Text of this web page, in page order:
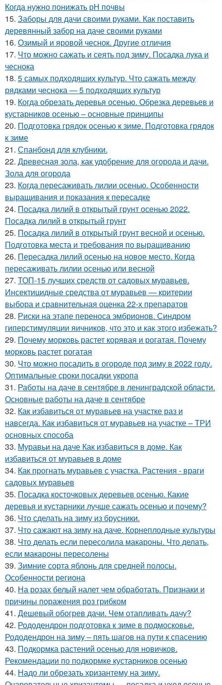
Когда нужно понижать рН почвы
15. Заборы для дачи своими руками. Как поставить
деревянный забор на даче своими руками
16. Озимый и яровой чеснок. Другие отличия
17. Что можно сажать и сеять под зиму. Посадка лука и
чеснока
18. 5 самых подходящих культур. Что сажать между
рядками чеснока — 5 подходящих культур
19. Когда обрезать деревья осенью. Обрезка деревьев и
кустарников осенью – основные принципы
20. Подготовка грядок осенью к зиме. Подготовка грядок
к зиме
21. Спанбонд для клубники.
22. Древесная зола, как удобрение для огорода и дачи.
Зола для огорода
23. Когда пересаживать лилии осенью. Особенности
выращивания и показания к пересадке
24. Посадка лилий в открытый грунт осенью 2022.
Посадка лилий в открытый грунт
25. Посадка лилий в открытый грунт весной и осенью.
Подготовка места и требования по выращиванию
26. Пересадка лилий осенью на новое место. Когда
пересаживать лилии осенью или весной
27. ТОП-15 лучших средств от садовых муравьев.
Инсектицидные средства от муравьев — критерии
выбора и сравнительная оценка 22-х препаратов
28. Риски на этапе переноса эмбрионов. Синдром
гиперстимуляции яичников, что это и как этого избежать?
29. Почему морковь растет корявая и рогатая. Почему
морковь растет рогатая
30. Что можно посадить в огороде под зиму в 2022 году.
Оптимальные сроки посадки укропа
31. Работы на даче в сентябре в ленинградской области.
Основные работы на даче в сентябре
32. Как избавиться от муравьев на участке раз и
навсегда. Как избавиться от муравьев на участке – ТРИ
основных способа
33. Муравьи на даче Как избавиться в доме. Как
избавиться от муравьев в доме
34. Как прогнать муравьев с участка. Растения - враги
садовых муравьев
35. Посадка косточковых деревьев осенью. Какие
деревья и кустарники лучше сажать осенью и почему?
36. Что сделать на зиму из брусники.
37. Что сажают на зиму на даче. Корнеплодные культуры
38. Что делать если пересолила макароны. Что делать,
если макароны пересолены
39. Зимние сорта яблонь для средней полосы.
Особенности региона
40. На розах белый налет чем обработать. Признаки и
причины поражения роз грибком
41. Дешевый обогрев дачи. Чем отапливать дачу?
42. Рододендрон подготовка к зиме в подмосковье.
Рододендрон на зиму – пять шагов на пути к спасению
43. Подкормка растений осенью для новичков.
Рекомендации по подкормке кустарников осенью
44. Надо ли обрезать хризантему на зиму.